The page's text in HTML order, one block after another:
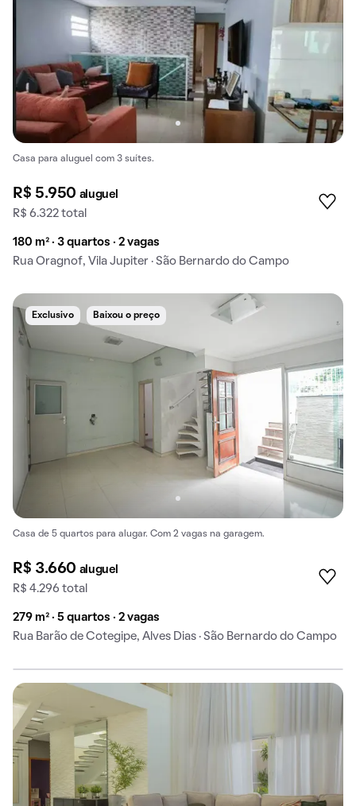
Casa para aluguel com 3 suítes.
R$ 5.950 aluguel
R$ 6.322 total
180 m² · 3 quartos · 2 vagas
Rua Oragnof, Vila Jupiter · São Bernardo do Campo
Exclusivo Baixou o preço
Casa de 5 quartos para alugar. Com 2 vagas na garagem.
R$ 3.660 aluguel
R$ 4.296 total
279 m² · 5 quartos · 2 vagas
Rua Barão de Cotegipe, Alves Dias · São Bernardo do Campo